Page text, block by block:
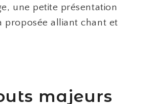
une petite présentation
proposée alliant chant et
majeurs